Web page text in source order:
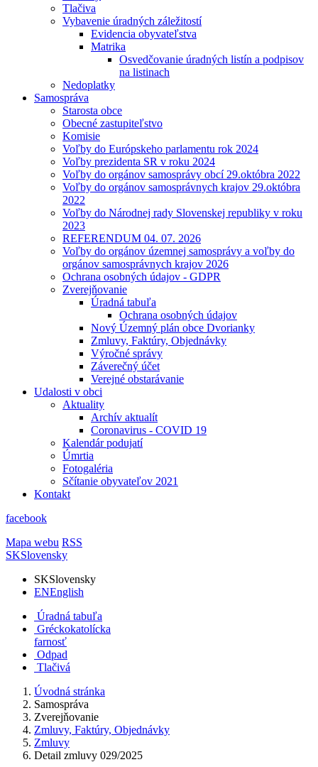
Tlačiva
Vybavenie úradných záležitostí
Evidencia obyvateľstva
Matrika
Osvedčovanie úradných listín a podpisov
na listinach
Nedoplatky
Samospráva
Starosta obce
Obecné zastupiteľstvo
Komisie
Voľby do Európskeho parlamentu rok 2024
Voľby prezidenta SR v roku 2024
Voľby do orgánov samosprávy obcí 29.októbra 2022
Voľby do orgánov samosprávnych krajov 29.októbra
2022
Voľby do Národnej rady Slovenskej republiky v roku
2023
REFERENDUM 04. 07. 2026
Voľby do orgánov územnej samosprávy a voľby do
orgánov samosprávnych krajov 2026
Ochrana osobných údajov - GDPR
Zverejňovanie
Úradná tabuľa
Ochrana osobných údajov
Nový Územný plán obce Dvorianky
Zmluvy, Faktúry, Objednávky
Výročné správy
Záverečný účet
Verejné obstarávanie
Udalosti v obci
Aktuality
Archív aktualít
Coronavirus - COVID 19
Kalendár podujatí
Úmrtia
Fotogaléria
Sčítanie obyvateľov 2021
Kontakt
facebook
Mapa webu RSS
SKSlovensky
SKSlovensky
ENEnglish
Úradná tabuľa
Gréckokatolícka
farnosť
Odpad
Tlačivá
Úvodná stránka
Samospráva
Zverejňovanie
Zmluvy, Faktúry, Objednávky
Zmluvy
Detail zmluvy 029/2025